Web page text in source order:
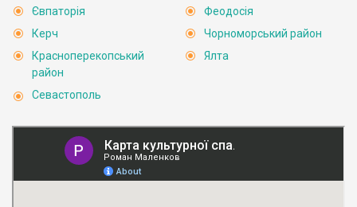
Євпаторія
Керч
Красноперекопський
район
Севастополь
Феодосія
Чорноморський район
Ялта